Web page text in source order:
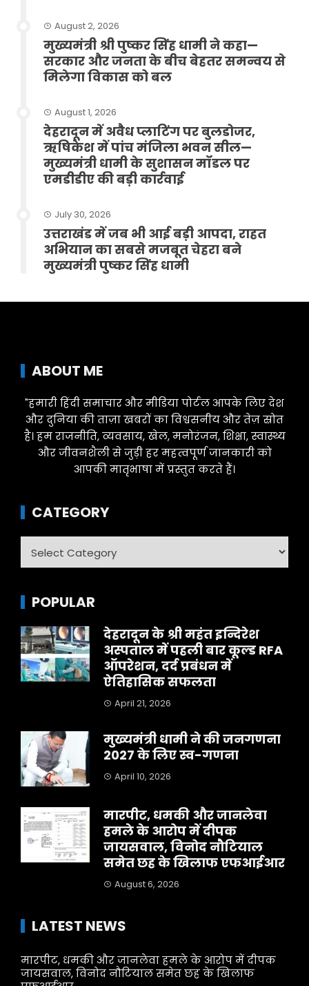
August 2, 2026
मुख्यमंत्री श्री पुष्कर सिंह धामी ने कहा—
सरकार और जनता के बीच बेहतर समन्वय से
मिलेगा विकास को बल
August 1, 2026
देहरादून में अवैध प्लाटिंग पर बुलडोजर,
ऋषिकेश में पांच मंजिला भवन सील—
मुख्यमंत्री धामी के सुशासन मॉडल पर
एमडीडीए की बड़ी कार्रवाई
July 30, 2026
उत्तराखंड में जब भी आई बड़ी आपदा, राहत
अभियान का सबसे मजबूत चेहरा बने
मुख्यमंत्री पुष्कर सिंह धामी
ABOUT ME
"हमारी हिंदी समाचार और मीडिया पोर्टल आपके लिए देश
और दुनिया की ताज़ा खबरों का विश्वसनीय और तेज़ स्रोत
है। हम राजनीति, व्यवसाय, खेल, मनोरंजन, शिक्षा, स्वास्थ्य
और जीवनशैली से जुड़ी हर महत्वपूर्ण जानकारी को
आपकी मातृभाषा में प्रस्तुत करते हैं।
CATEGORY
POPULAR
देहरादून के श्री महंत इन्दिरेश
अस्पताल में पहली बार कूल्ड RFA
ऑपरेशन, दर्द प्रबंधन में
ऐतिहासिक सफलता
April 21, 2026
मुख्यमंत्री धामी ने की जनगणना
2027 के लिए स्व-गणना
April 10, 2026
मारपीट, धमकी और जानलेवा
हमले के आरोप में दीपक
जायसवाल, विनोद नौटियाल
समेत छह के खिलाफ एफआईआर
August 6, 2026
LATEST NEWS
मारपीट, धमकी और जानलेवा हमले के आरोप में दीपक
जायसवाल, विनोद नौटियाल समेत छह के खिलाफ